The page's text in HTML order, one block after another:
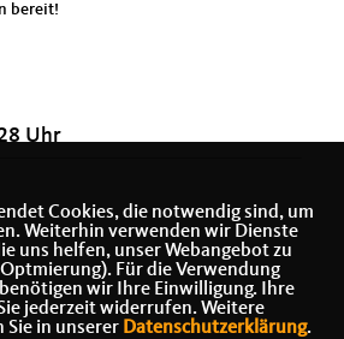
bereit!
Uhr
Cookies, die notwendig sind, um
Weiterhin verwenden wir Dienste
uns helfen, unser Webangebot zu
Für die Verwendung
wir Ihre Einwilligung. Ihre
jederzeit widerrufen. Weitere
Sie in unserer Datenschutzerklärung.